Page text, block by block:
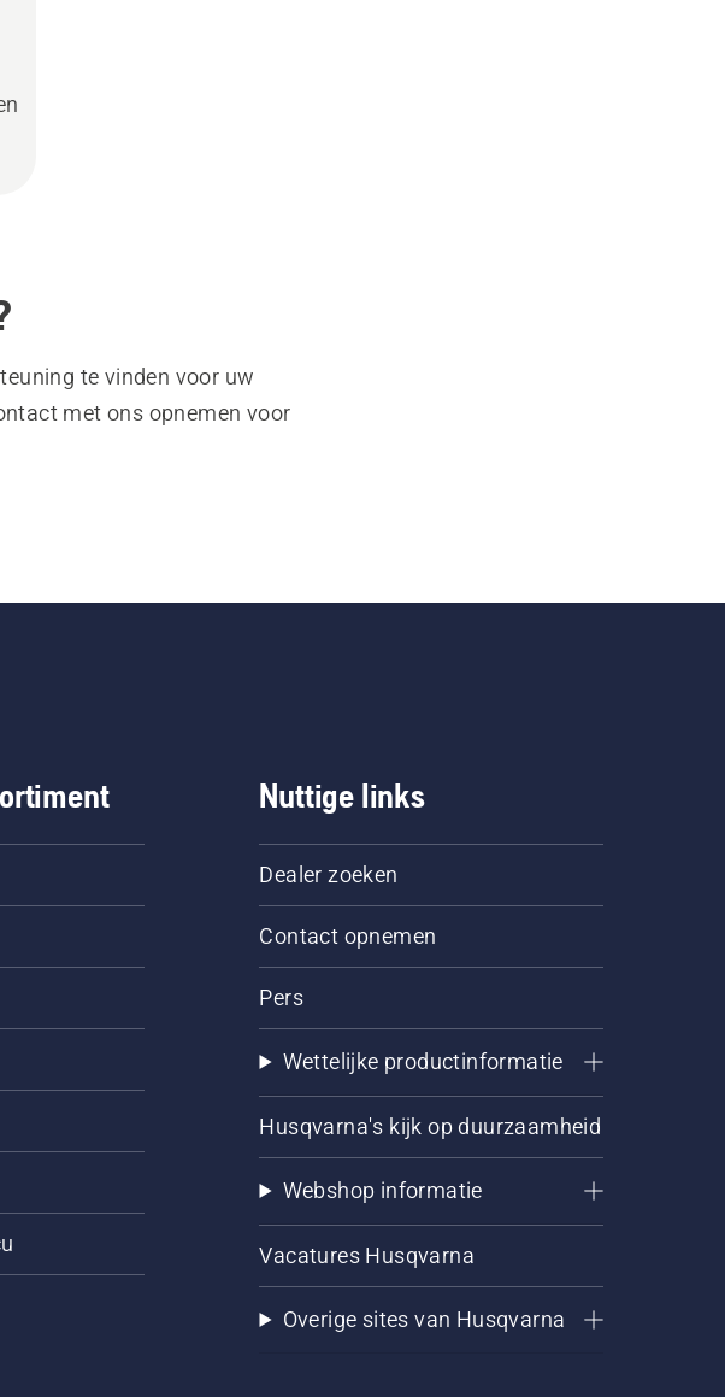
te vinden voor uw
met ons opnemen voor
Nuttige links
Dealer zoeken
Contact opnemen
Pers
Wettelijke productinformatie
Husqvarna's kijk op duurzaamheid
Webshop informatie
Vacatures Husqvarna
Overige sites van Husqvarna